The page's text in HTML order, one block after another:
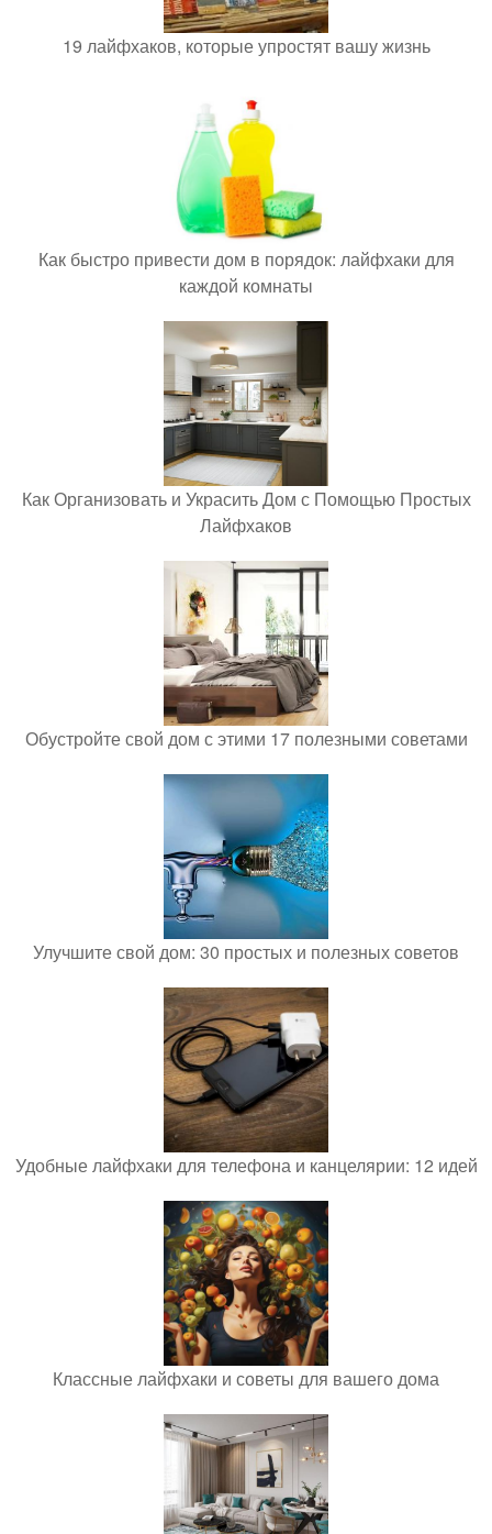
19 лайфхаков, которые упростят вашу жизнь
Как быстро привести дом в порядок: лайфхаки для
каждой комнаты
Как Организовать и Украсить Дом с Помощью Простых
Лайфхаков
Обустройте свой дом с этими 17 полезными советами
Улучшите свой дом: 30 простых и полезных советов
Удобные лайфхаки для телефона и канцелярии: 12 идей
Классные лайфхаки и советы для вашего дома